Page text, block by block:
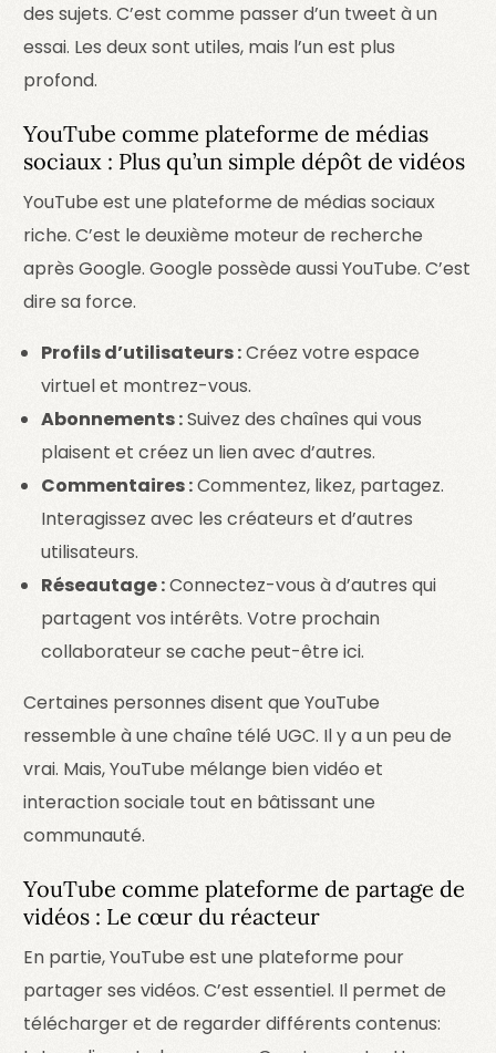
des sujets. C’est comme passer d’un tweet à un
essai. Les deux sont utiles, mais l’un est plus
profond.
YouTube comme plateforme de médias
sociaux : Plus qu’un simple dépôt de vidéos
YouTube est une plateforme de médias sociaux
riche. C’est le deuxième moteur de recherche
après Google. Google possède aussi YouTube. C’est
dire sa force.
Profils d’utilisateurs :Créez votre espace
virtuel et montrez-vous.
Abonnements :Suivez des chaînes qui vous
plaisent et créez un lien avec d’autres.
Commentaires :Commentez, likez, partagez.
Interagissez avec les créateurs et d’autres
utilisateurs.
Réseautage :Connectez-vous à d’autres qui
partagent vos intérêts. Votre prochain
collaborateur se cache peut-être ici.
Certaines personnes disent que YouTube
ressemble à une chaîne télé UGC. Il y a un peu de
vrai. Mais, YouTube mélange bien vidéo et
interaction sociale tout en bâtissant une
communauté.
YouTube comme plateforme de partage de
vidéos : Le cœur du réacteur
En partie, YouTube est une plateforme pour
partager ses vidéos. C’est essentiel. Il permet de
télécharger et de regarder différents contenus: